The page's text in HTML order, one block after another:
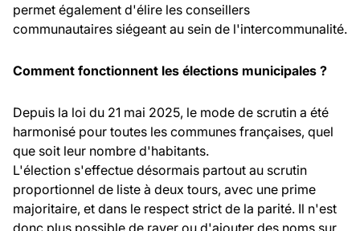
permet également d'élire les conseillers
communautaires siégeant au sein de l'intercommunalité.
Comment fonctionnent les élections municipales ?
Depuis la loi du 21 mai 2025, le mode de scrutin a été
harmonisé pour toutes les communes françaises, quel
que soit leur nombre d'habitants.
L'élection s'effectue désormais partout au scrutin
proportionnel de liste à deux tours, avec une prime
majoritaire, et dans le respect strict de la parité. Il n'est